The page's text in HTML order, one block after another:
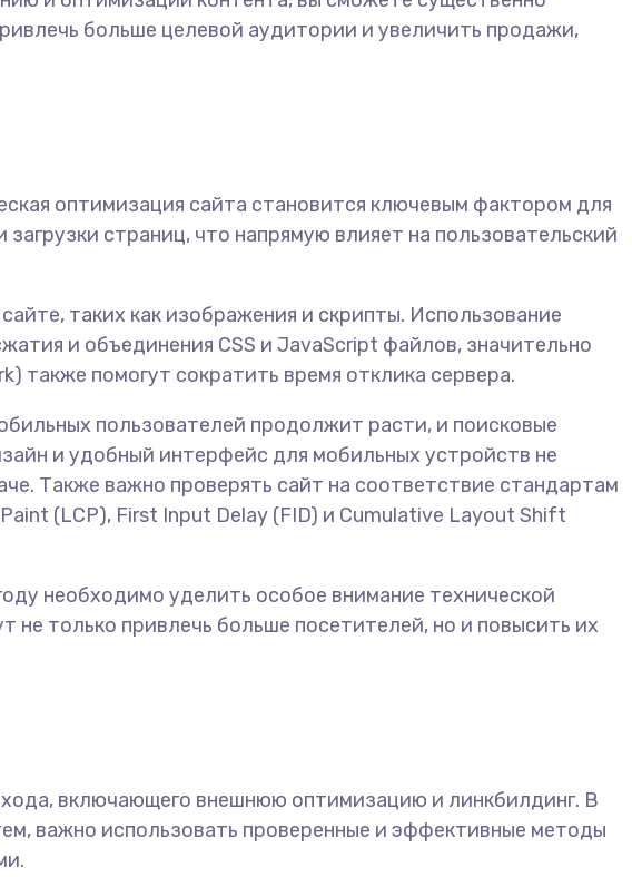
больше целевой аудитории и увеличить продажи,
оптимизация сайта становится ключевым фактором для
страниц, что напрямую влияет на пользовательский
таких как изображения и скрипты. Использование
и объединения CSS и JavaScript файлов, значительно
также помогут сократить время отклика сервера.
пользователей продолжит расти, и поисковые
и удобный интерфейс для мобильных устройств не
Также важно проверять сайт на соответствие стандартам
(LCP), First Input Delay (FID) и Cumulative Layout Shift
необходимо уделить особое внимание технической
не только привлечь больше посетителей, но и повысить их
включающего внешнюю оптимизацию и линкбилдинг. В
важно использовать проверенные и эффективные методы